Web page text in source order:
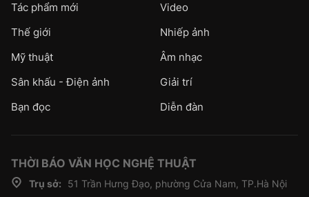
Tác phẩm mới
Video
Thế giới
Nhiếp ảnh
Mỹ thuật
Âm nhạc
Sân khấu - Điện ảnh
Giải trí
Bạn đọc
Diễn đàn
THỜI BÁO VĂN HỌC NGHỆ THUẬT
Trụ sở:
51 Trần Hưng Đạo, phường Cửa Nam, TP.Hà Nội